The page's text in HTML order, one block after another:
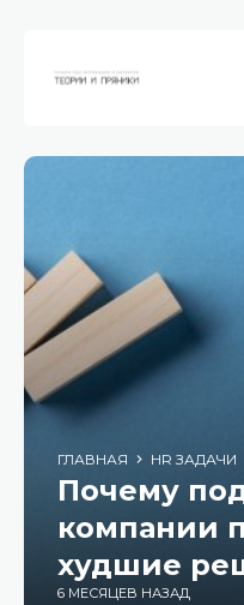
ГЛАВНАЯ HR ЗАДАЧИ
Почему
компании
худшие
6 МЕСЯЦЕВ НАЗАД